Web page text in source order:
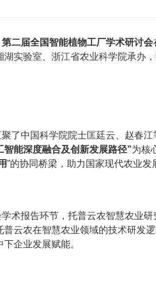
第二届全国智能植物工厂学术研讨会
湖实验室、浙江省农业科学院承办
了中国科学院院士匡廷云、赵春
智能深度融合及创新发展路径”为核
”的协同桥梁，助力国家现代农业发
术报告环节，托普云农智慧农业研
普云农在智慧农业领域的技术研发
下企业发展赋能。